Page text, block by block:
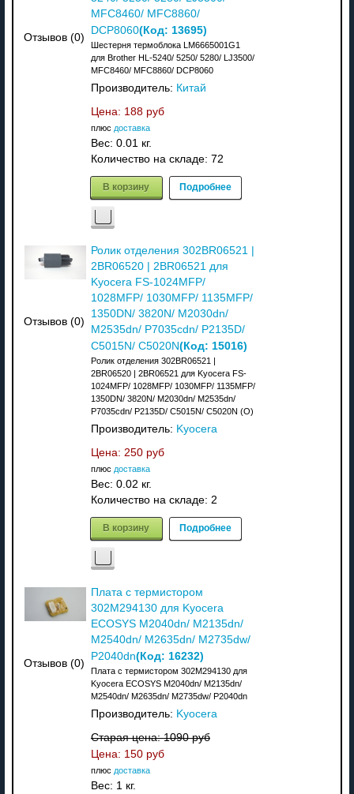
Отзывов (0)
MFC8460/ MFC8860/
DCP8060(Код: 13695)
Шестерня термоблока LM6665001G1
для Brother HL-5240/ 5250/ 5280/ LJ3500/
MFC8460/ MFC8860/ DCP8060
Производитель: Китай
Цена: 188 руб
плюс доставка
Вес: 0.01 кг.
Количество на складе: 72
В корзину Подробнее
Отзывов (0)
Ролик отделения 302BR06521 |
2BR06520 | 2BR06521 для
Kyocera FS-1024MFP/
1028MFP/ 1030MFP/ 1135MFP/
1350DN/ 3820N/ M2030dn/
M2535dn/ P7035cdn/ P2135D/
C5015N/ C5020N(Код: 15016)
Ролик отделения 302BR06521 |
2BR06520 | 2BR06521 для Kyocera FS-
1024MFP/ 1028MFP/ 1030MFP/ 1135MFP/
1350DN/ 3820N/ M2030dn/ M2535dn/
P7035cdn/ P2135D/ C5015N/ C5020N (О)
Производитель: Kyocera
Цена: 250 руб
плюс доставка
Вес: 0.02 кг.
Количество на складе: 2
В корзину Подробнее
Отзывов (0)
Плата с термистором
302M294130 для Kyocera
ECOSYS M2040dn/ M2135dn/
M2540dn/ M2635dn/ M2735dw/
P2040dn(Код: 16232)
Плата с термистором 302M294130 для
Kyocera ECOSYS M2040dn/ M2135dn/
M2540dn/ M2635dn/ M2735dw/ P2040dn
Производитель: Kyocera
Старая цена:1090 руб
Цена: 150 руб
плюс доставка
Вес: 1 кг.